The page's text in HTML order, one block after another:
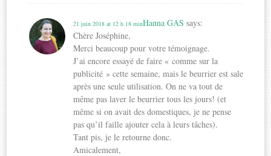
Hanna GAS says:
21 juin 2018 at 12 h 18 min
Chère Joséphine,
Merci beaucoup pour votre témoignage.
J’ai encore essayé de faire « comme sur la
publicité » cette semaine, mais le beurrier est sale
après une seule utilisation. On ne va tout de
même pas laver le beurrier tous les jours! (et
même si on avait des domestiques, je ne pense
pas qu’il faille ajouter cela à leurs tâches).
Tant pis, je le retourne donc.
Amicalement,